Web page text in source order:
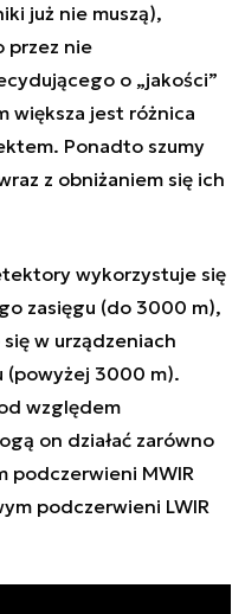
już nie muszą),
przez nie
o „jakości”
większa jest różnica
Ponadto szumy
z obniżaniem się ich
wykorzystuje się
zasięgu (do 3000 m),
w urządzeniach
(powyżej 3000 m).
względem
on działać zarówno
podczerwieni MWIR
podczerwieni LWIR